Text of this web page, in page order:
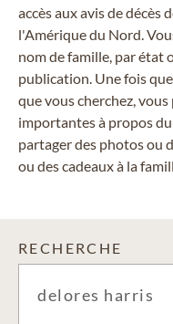
accès aux avis de décès
l'Amérique du Nord.
nom de famille, par état
publication. Une fois
que vous cherchez,
importantes à propos
partager des photos ou
ou des cadeaux à la
RECHERCHE